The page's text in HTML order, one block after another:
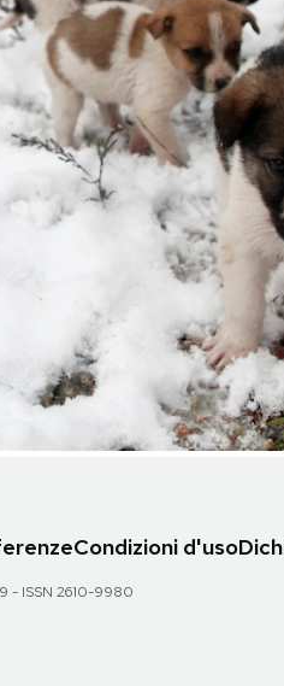
Condizioni d'uso
- ISSN 2610-9980